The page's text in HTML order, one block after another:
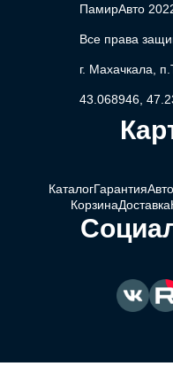
ПамирАвто
Все права
г. Махачкала,
43.068946,
КаталогГарантия
КорзинаДоставка